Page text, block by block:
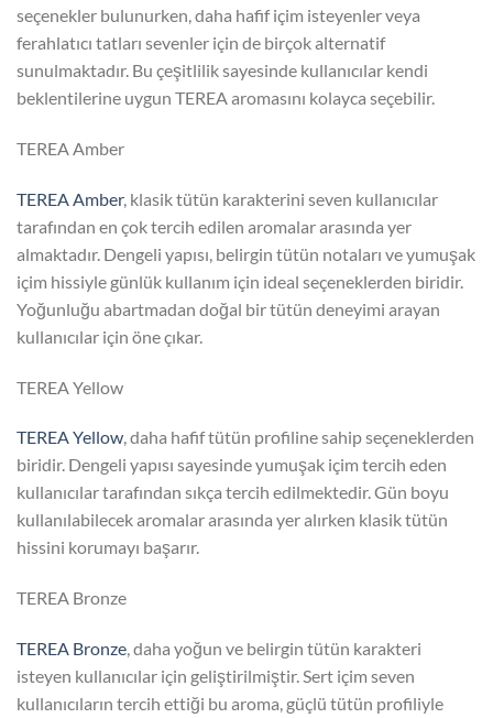
seçenekler bulunurken, daha hafif içim isteyenler veya
ferahlatıcı tatları sevenler için de birçok alternatif
sunulmaktadır. Bu çeşitlilik sayesinde kullanıcılar kendi
beklentilerine uygun TEREA aromasını kolayca seçebilir.
TEREA Amber
TEREA Amber, klasik tütün karakterini seven kullanıcılar
tarafından en çok tercih edilen aromalar arasında yer
almaktadır. Dengeli yapısı, belirgin tütün notaları ve yumuşak
içim hissiyle günlük kullanım için ideal seçeneklerden biridir.
Yoğunluğu abartmadan doğal bir tütün deneyimi arayan
kullanıcılar için öne çıkar.
TEREA Yellow
TEREA Yellow, daha hafif tütün profiline sahip seçeneklerden
biridir. Dengeli yapısı sayesinde yumuşak içim tercih eden
kullanıcılar tarafından sıkça tercih edilmektedir. Gün boyu
kullanılabilecek aromalar arasında yer alırken klasik tütün
hissini korumayı başarır.
TEREA Bronze
TEREA Bronze, daha yoğun ve belirgin tütün karakteri
isteyen kullanıcılar için geliştirilmiştir. Sert içim seven
kullanıcıların tercih ettiği bu aroma, güçlü tütün profiliyle